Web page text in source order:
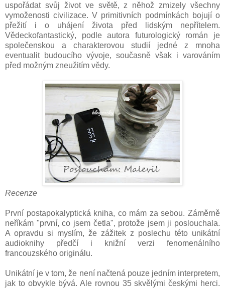
uspořádat svůj život ve světě, z něhož zmizely všechny
vymoženosti civilizace. V primitivních podmínkách bojují o
přežití i o uhájení života před lidským nepřítelem.
Vědeckofantastický, podle autora futurologický román je
společenskou a charakterovou studií jedné z mnoha
eventualit budoucího vývoje, současně však i varováním
před možným zneužitím vědy.
Recenze
První postapokalyptická kniha, co mám za sebou. Záměrně
neříkám "první, co jsem četla", protože jsem ji poslouchala.
A opravdu si myslím, že zážitek z poslechu této unikátní
audioknihy předčí i knižní verzi fenomenálního
francouzského originálu.
Unikátní je v tom, že není načtená pouze jedním interpretem,
jak to obvykle bývá. Ale rovnou 35 skvělými českými herci.